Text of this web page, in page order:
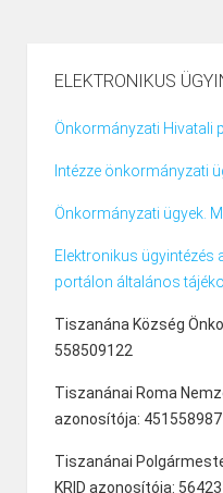
ELEKTRONIKUS
Önkormányzati Hivatali
Intézze önkormányzati
Önkormányzati ügyek.
Elektronikus ügyintézés
portálon általános
Tiszanána Község
558509122
Tiszanánai Roma
azonosítója: 451558987
Tiszanánai
KRID azonosítója: